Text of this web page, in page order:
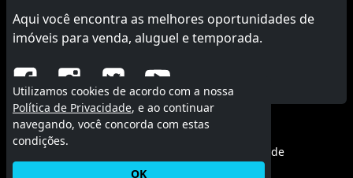
Aqui você encontra as melhores oportunidades de
imóveis para venda, aluguel e temporada.
© 2015 - 2026 MGF Imóveis.
Política de privacidade
Utilizamos cookies de acordo com a nossa
Política de Privacidade, e ao continuar
navegando, você concorda com estas
condições.
OK